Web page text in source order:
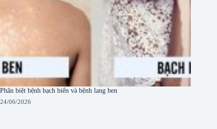
Phân biệt bệnh bạch biến và bệnh lang ben
24/06/2026